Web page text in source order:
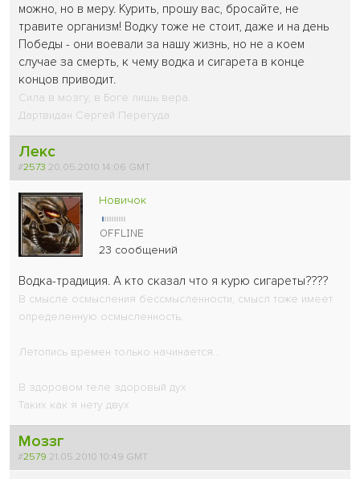
можно, но в меру. Курить, прошу вас, бросайте, не
травите организм! Водку тоже не стоит, даже и на день
Победы - они воевали за нашу жизнь, но не а коем
случае за смерть, к чему водка и сигарета в конце
концов приводит.
Сила в мозгу, в Боге лишь вера.
Дартвидан Сергей Перегуда
Лекс
#2573 20.05.2010 14:06 GMT
Новичок
23 сообщений
Водка-традиция. А кто сказал что я курю сигареты????
В смысле осмысления бессмысленности, смысл тоже имеет
определенную осмысленность.
Летопись времен только начинается...
В здоровом теле здоровый дух
Таких как я нету двух
Моззг
#2579 21.05.2010 10:49 GMT